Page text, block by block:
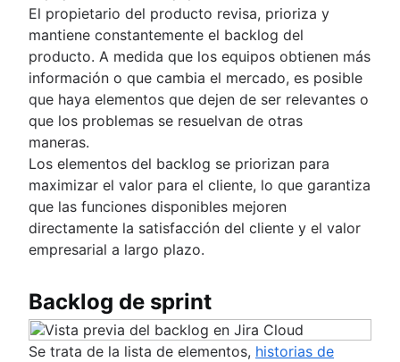
El propietario del producto revisa, prioriza y
mantiene constantemente el backlog del
producto. A medida que los equipos obtienen más
información o que cambia el mercado, es posible
que haya elementos que dejen de ser relevantes o
que los problemas se resuelvan de otras
maneras.
Los elementos del backlog se priorizan para
maximizar el valor para el cliente, lo que garantiza
que las funciones disponibles mejoren
directamente la satisfacción del cliente y el valor
empresarial a largo plazo.
Backlog de sprint
Se trata de la lista de elementos, historias de